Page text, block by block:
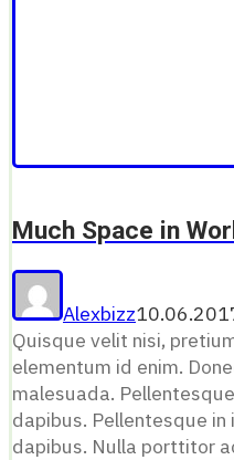
Much Space in
Alexbizz
Quisque velit nisi,
elementum id enim.
malesuada.
dapibus. Pellentesque
dapibus. Nulla porttitor